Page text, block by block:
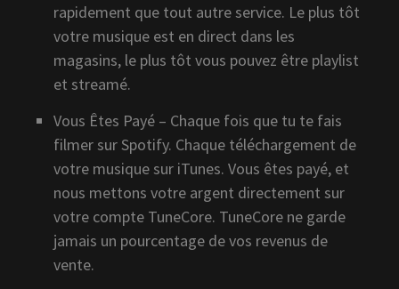
rapidement que tout autre service. Le plus tôt
votre musique est en direct dans les
magasins, le plus tôt vous pouvez être playlist
et streamé.
Vous Êtes Payé – Chaque fois que tu te fais
filmer sur Spotify. Chaque téléchargement de
votre musique sur iTunes. Vous êtes payé, et
nous mettons votre argent directement sur
votre compte TuneCore. TuneCore ne garde
jamais un pourcentage de vos revenus de
vente.